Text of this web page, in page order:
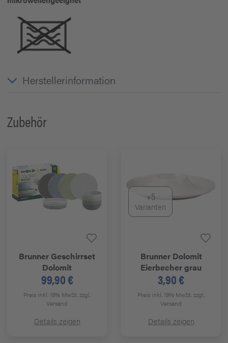
Herstellerinformation
Zubehör
Brunner Geschirrset
Dolomit
99,90 €
Preis inkl. 19% MwSt.zzgl.
Versand
Details zeigen
+5
Varianten
BrunnerDolomit
Eierbecher grau
3,90 €
Preis inkl. 19% MwSt.zzgl.
Versand
Details zeigen